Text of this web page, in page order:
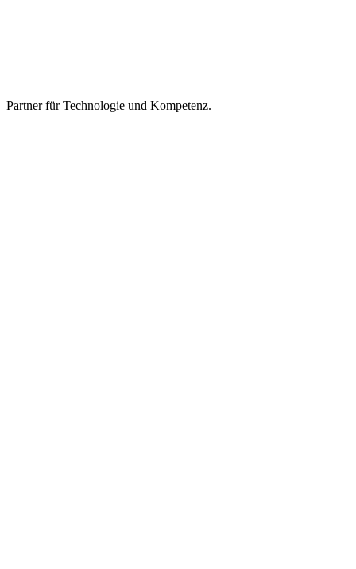
Partner für Technologie und Kompetenz.